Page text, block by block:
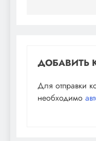
ДОБАВИТЬ
Для отправки
необходимо